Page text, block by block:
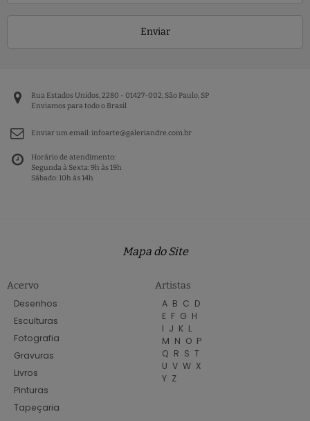
Enviar
Rua Estados Unidos, 2280 - 01427-002, São Paulo, SP
Enviamos para todo o Brasil
Enviar um email:infoarte@galeriandre.com.br
Horário de atendimento:
Segunda à Sexta: 9h às 19h
Sábado: 10h às 14h
Mapa do Site
Acervo
Desenhos
Esculturas
Fotografia
Gravuras
Livros
Pinturas
Tapeçaria
Artistas
A B C D
E F G H
I J K L
M N O P
Q R S T
U V W X
Y Z